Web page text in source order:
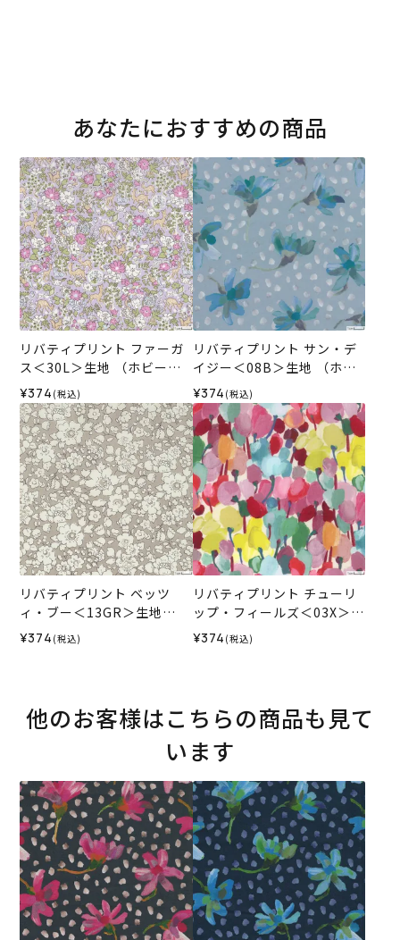
あなたにおすすめの商品
リバティプリント ファーガ
ス＜30L＞生地 （ホビーラ
ホビーレオリジナル）2026
SS
¥374 (税込)
リバティプリント サン・デ
イジー＜08B＞生地 （ホビ
ーラホビーレオリジナル）2
026SS
¥374 (税込)
リバティプリント ベッツ
ィ・ブー＜13GR＞生地
（ホビーラホビーレオリジ
ナル）2026SS
¥374 (税込)
リバティプリント チューリ
ップ・フィールズ＜03X＞生
地 （ホビーラホビーレオリ
ジナル）2026SS
¥374 (税込)
他のお客様はこちらの商品も見て
います